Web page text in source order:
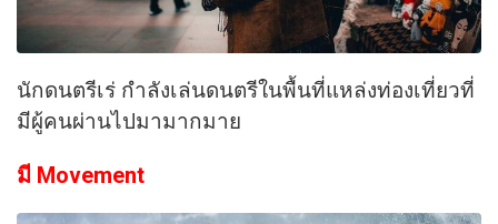
นักดนตรีเร่ กำลังเล่นดนตรีในพื้นที่แหล่งท่องเที่ยวที่
มีผู้คนผ่านไปมามากมาย
มี Movement